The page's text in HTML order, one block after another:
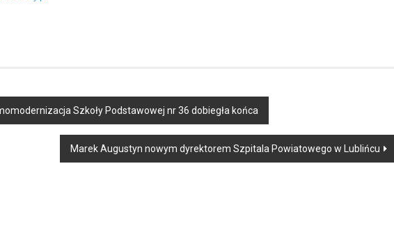
Szkoły Podstawowej nr 36 dobiegła końca
Marek Augustyn nowym dyrektorem Szpitala Powiatowego w Lublińcu